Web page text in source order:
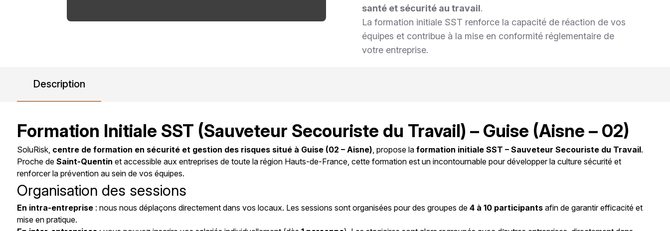
santé et sécurité au travail.
La formation initiale SST renforce la capacité de réaction de vos
équipes et contribue à la mise en conformité réglementaire de
votre entreprise.
Description
Formation Initiale SST (Sauveteur Secouriste du Travail) – Guise (Aisne – 02)
SoluRisk, centre de formation en sécurité et gestion des risques situé à Guise (02 – Aisne), propose laformation initiale SST – Sauveteur Secouriste du Travail.
Proche deSaint-Quentin et accessible aux entreprises de toute la région Hauts-de-France, cette formation est un incontournable pour développer la culture sécurité et
renforcer la prévention au sein de vos équipes.
Organisation des sessions
En intra-entreprise : nous nous déplaçons directement dans vos locaux. Les sessions sont organisées pour des groupes de4 à 10 participants afin de garantir efficacité et
mise en pratique.